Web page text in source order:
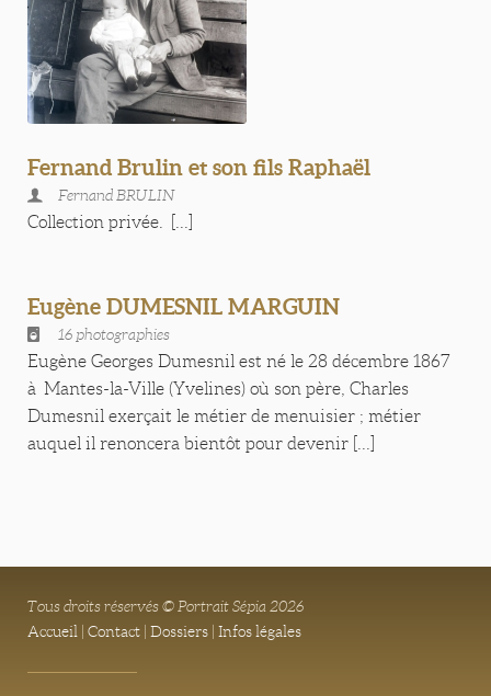
Fernand Brulin et son fils Raphaël
Fernand BRULIN
Collection privée. [...]
Eugène DUMESNIL MARGUIN
16 photographies
Eugène Georges Dumesnil est né le 28 décembre 1867
à Mantes-la-Ville (Yvelines) où son père, Charles
Dumesnil exerçait le métier de menuisier ; métier
auquel il renoncera bientôt pour devenir [...]
Tous droits réservés © Portrait Sépia 2026
Accueil
Contact Dossiers Infos légales